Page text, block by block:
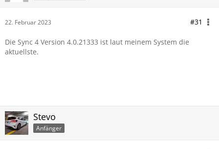
22. Februar 2023 #31
Die Sync 4 Version 4.0.21333 ist laut meinem System die
aktuellste.
Stevo
Anfänger